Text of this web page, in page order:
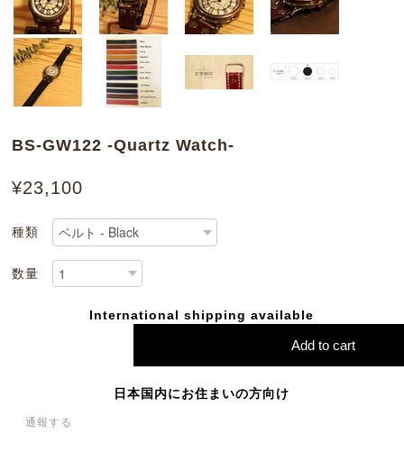
BS-GW122 -Quartz Watch-
¥23,100
種類
数量
International shipping available
Add to cart
日本国内にお住まいの方向け
通報する